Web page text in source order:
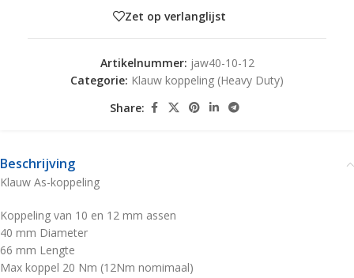
Zet op verlanglijst
Artikelnummer: jaw40-10-12
Categorie: Klauw koppeling (Heavy Duty)
Share:
Beschrijving
Klauw As-koppeling
Koppeling van 10 en 12 mm assen
40 mm Diameter
66 mm Lengte
Max koppel 20 Nm (12Nm nomimaal)